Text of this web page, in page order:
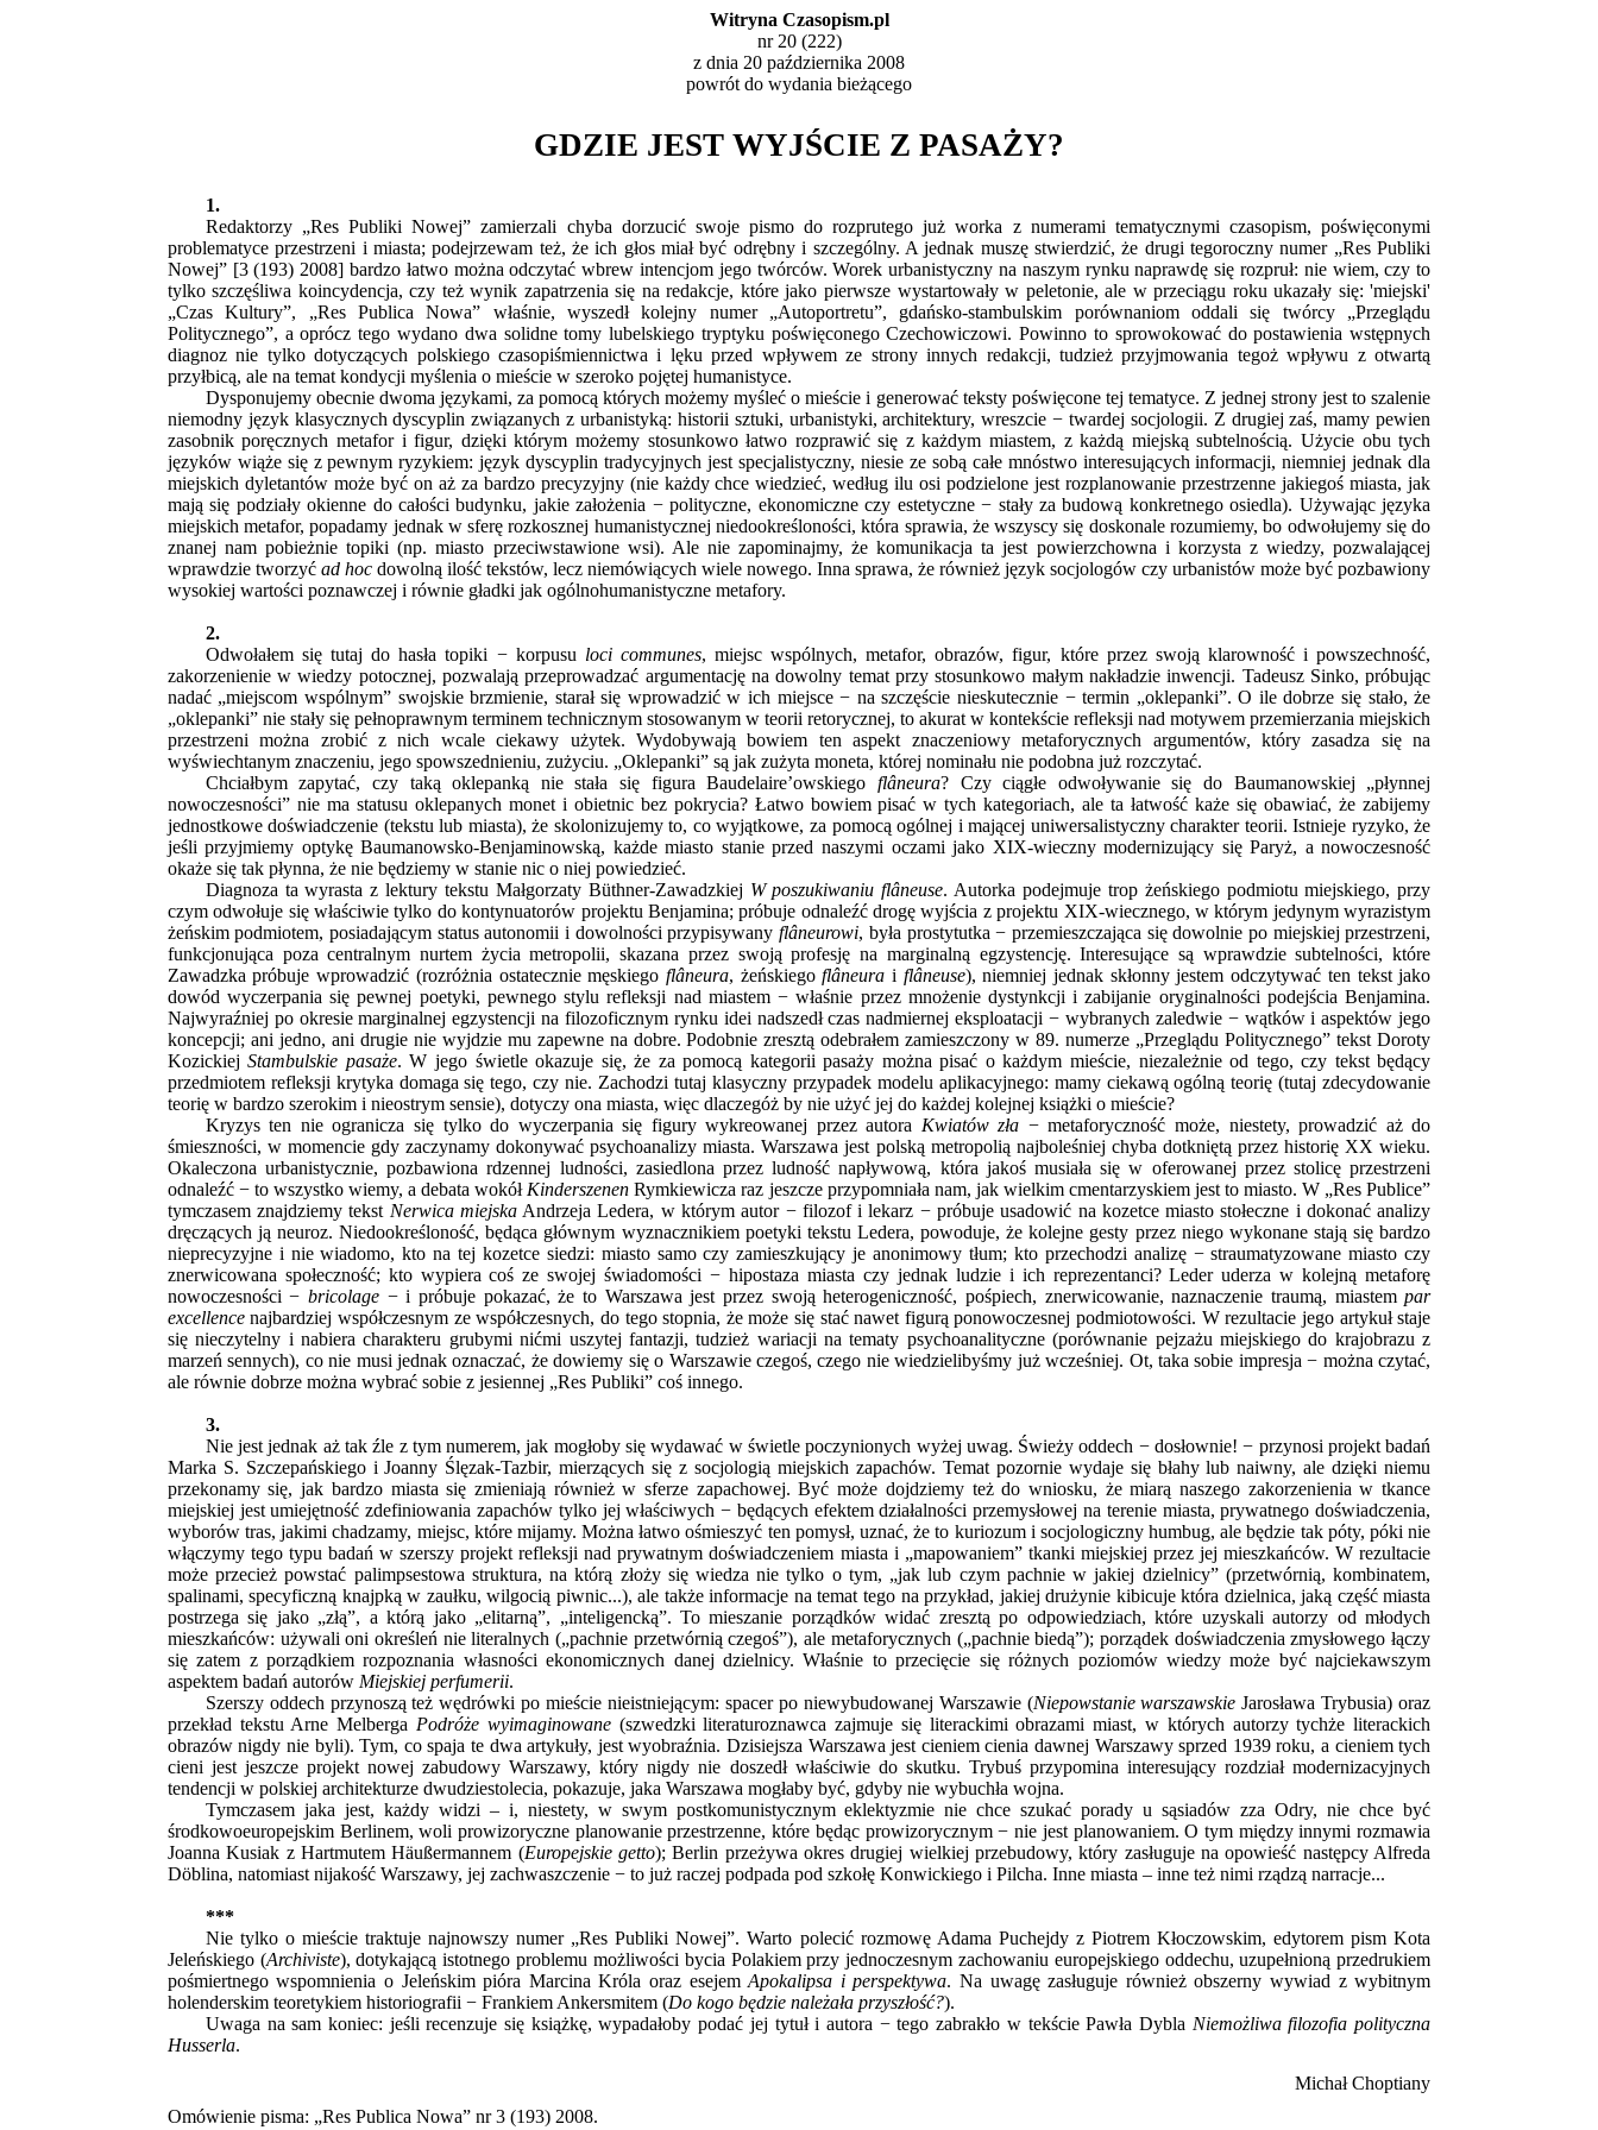
Witryna Czasopism.pl
nr 20 (222)
z dnia 20 października 2008
powrót do wydania bieżącego
GDZIE JEST WYJŚCIE Z PASAŻY?
1.
Redaktorzy „Res Publiki Nowej” zamierzali chyba dorzucić swoje pismo do rozprutego już worka z numerami tematycznymi czasopism, poświęconymi
problematyce przestrzeni i miasta; podejrzewam też, że ich głos miał być odrębny i szczególny. A jednak muszę stwierdzić, że drugi tegoroczny numer „Res Publiki
Nowej” [3 (193) 2008] bardzo łatwo można odczytać wbrew intencjom jego twórców. Worek urbanistyczny na naszym rynku naprawdę się rozpruł: nie wiem, czy to
tylko szczęśliwa koincydencja, czy też wynik zapatrzenia się na redakcje, które jako pierwsze wystartowały w peletonie, ale w przeciągu roku ukazały się: 'miejski'
„Czas Kultury”, „Res Publica Nowa” właśnie, wyszedł kolejny numer „Autoportretu”, gdańsko-stambulskim porównaniom oddali się twórcy „Przeglądu
Politycznego”, a oprócz tego wydano dwa solidne tomy lubelskiego tryptyku poświęconego Czechowiczowi. Powinno to sprowokować do postawienia wstępnych
diagnoz nie tylko dotyczących polskiego czasopiśmiennictwa i lęku przed wpływem ze strony innych redakcji, tudzież przyjmowania tegoż wpływu z otwartą
przyłbicą, ale na temat kondycji myślenia o mieście w szeroko pojętej humanistyce.
Dysponujemy obecnie dwoma językami, za pomocą których możemy myśleć o mieście i generować teksty poświęcone tej tematyce. Z jednej strony jest to szalenie
niemodny język klasycznych dyscyplin związanych z urbanistyką: historii sztuki, urbanistyki, architektury, wreszcie − twardej socjologii. Z drugiej zaś, mamy pewien
zasobnik poręcznych metafor i figur, dzięki którym możemy stosunkowo łatwo rozprawić się z każdym miastem, z każdą miejską subtelnością. Użycie obu tych
języków wiąże się z pewnym ryzykiem: język dyscyplin tradycyjnych jest specjalistyczny, niesie ze sobą całe mnóstwo interesujących informacji, niemniej jednak dla
miejskich dyletantów może być on aż za bardzo precyzyjny (nie każdy chce wiedzieć, według ilu osi podzielone jest rozplanowanie przestrzenne jakiegoś miasta, jak
mają się podziały okienne do całości budynku, jakie założenia − polityczne, ekonomiczne czy estetyczne − stały za budową konkretnego osiedla). Używając języka
miejskich metafor, popadamy jednak w sferę rozkosznej humanistycznej niedookreśloności, która sprawia, że wszyscy się doskonale rozumiemy, bo odwołujemy się do
znanej nam pobieżnie topiki (np. miasto przeciwstawione wsi). Ale nie zapominajmy, że komunikacja ta jest powierzchowna i korzysta z wiedzy, pozwalającej
wprawdzie tworzyć ad hocdowolną ilość tekstów, lecz niemówiących wiele nowego. Inna sprawa, że również język socjologów czy urbanistów może być pozbawiony
wysokiej wartości poznawczej i równie gładki jak ogólnohumanistyczne metafory.
2.
Odwołałem się tutaj do hasła topiki − korpusu loci communes, miejsc wspólnych, metafor, obrazów, figur, które przez swoją klarowność i powszechność,
zakorzenienie w wiedzy potocznej, pozwalają przeprowadzać argumentację na dowolny temat przy stosunkowo małym nakładzie inwencji. Tadeusz Sinko, próbując
nadać „miejscom wspólnym” swojskie brzmienie, starał się wprowadzić w ich miejsce − na szczęście nieskutecznie − termin „oklepanki”. O ile dobrze się stało, że
„oklepanki” nie stały się pełnoprawnym terminem technicznym stosowanym w teorii retorycznej, to akurat w kontekście refleksji nad motywem przemierzania miejskich
przestrzeni można zrobić z nich wcale ciekawy użytek. Wydobywają bowiem ten aspekt znaczeniowy metaforycznych argumentów, który zasadza się na
wyświechtanym znaczeniu, jego spowszednieniu, zużyciu. „Oklepanki” są jak zużyta moneta, której nominału nie podobna już rozczytać.
Chciałbym zapytać, czy taką oklepanką nie stała się figura Baudelaire’owskiego flâneura? Czy ciągłe odwoływanie się do Baumanowskiej „płynnej
nowoczesności” nie ma statusu oklepanych monet i obietnic bez pokrycia? Łatwo bowiem pisać w tych kategoriach, ale ta łatwość każe się obawiać, że zabijemy
jednostkowe doświadczenie (tekstu lub miasta), że skolonizujemy to, co wyjątkowe, za pomocą ogólnej i mającej uniwersalistyczny charakter teorii. Istnieje ryzyko, że
jeśli przyjmiemy optykę Baumanowsko-Benjaminowską, każde miasto stanie przed naszymi oczami jako XIX-wieczny modernizujący się Paryż, a nowoczesność
okaże się tak płynna, że nie będziemy w stanie nic o niej powiedzieć.
Diagnoza ta wyrasta z lektury tekstu Małgorzaty Büthner-Zawadzkiej W poszukiwaniu flâneuse. Autorka podejmuje trop żeńskiego podmiotu miejskiego, przy
czym odwołuje się właściwie tylko do kontynuatorów projektu Benjamina; próbuje odnaleźć drogę wyjścia z projektu XIX-wiecznego, w którym jedynym wyrazistym
żeńskim podmiotem, posiadającym status autonomii i dowolności przypisywanyflâneurowi, była prostytutka − przemieszczająca się dowolnie po miejskiej przestrzeni,
funkcjonująca poza centralnym nurtem życia metropolii, skazana przez swoją profesję na marginalną egzystencję. Interesujące są wprawdzie subtelności, które
Zawadzka próbuje wprowadzić (rozróżnia ostatecznie męskiego flâneura, żeńskiegoflâneura i flâneuse), niemniej jednak skłonny jestem odczytywać ten tekst jako
dowód wyczerpania się pewnej poetyki, pewnego stylu refleksji nad miastem − właśnie przez mnożenie dystynkcji i zabijanie oryginalności podejścia Benjamina.
Najwyraźniej po okresie marginalnej egzystencji na filozoficznym rynku idei nadszedł czas nadmiernej eksploatacji − wybranych zaledwie − wątków i aspektów jego
koncepcji; ani jedno, ani drugie nie wyjdzie mu zapewne na dobre. Podobnie zresztą odebrałem zamieszczony w 89. numerze „Przeglądu Politycznego” tekst Doroty
KozickiejStambulskie pasaże. W jego świetle okazuje się, że za pomocą kategorii pasaży można pisać o każdym mieście, niezależnie od tego, czy tekst będący
przedmiotem refleksji krytyka domaga się tego, czy nie. Zachodzi tutaj klasyczny przypadek modelu aplikacyjnego: mamy ciekawą ogólną teorię (tutaj zdecydowanie
teorię w bardzo szerokim i nieostrym sensie), dotyczy ona miasta, więc dlaczegóż by nie użyć jej do każdej kolejnej książki o mieście?
Kryzys ten nie ogranicza się tylko do wyczerpania się figury wykreowanej przez autora Kwiatów zła − metaforyczność może, niestety, prowadzić aż do
śmieszności, w momencie gdy zaczynamy dokonywać psychoanalizy miasta. Warszawa jest polską metropolią najboleśniej chyba dotkniętą przez historię XX wieku.
Okaleczona urbanistycznie, pozbawiona rdzennej ludności, zasiedlona przez ludność napływową, która jakoś musiała się w oferowanej przez stolicę przestrzeni
odnaleźć − to wszystko wiemy, a debata wokół Kinderszenen Rymkiewicza raz jeszcze przypomniała nam, jak wielkim cmentarzyskiem jest to miasto. W „Res Publice”
tymczasem znajdziemy tekst Nerwica miejskaAndrzeja Ledera, w którym autor − filozof i lekarz − próbuje usadowić na kozetce miasto stołeczne i dokonać analizy
dręczących ją neuroz. Niedookreśloność, będąca głównym wyznacznikiem poetyki tekstu Ledera, powoduje, że kolejne gesty przez niego wykonane stają się bardzo
nieprecyzyjne i nie wiadomo, kto na tej kozetce siedzi: miasto samo czy zamieszkujący je anonimowy tłum; kto przechodzi analizę − straumatyzowane miasto czy
znerwicowana społeczność; kto wypiera coś ze swojej świadomości − hipostaza miasta czy jednak ludzie i ich reprezentanci? Leder uderza w kolejną metaforę
nowoczesności −bricolage − i próbuje pokazać, że to Warszawa jest przez swoją heterogeniczność, pośpiech, znerwicowanie, naznaczenie traumą, miastempar
excellencenajbardziej współczesnym ze współczesnych, do tego stopnia, że może się stać nawet figurą ponowoczesnej podmiotowości. W rezultacie jego artykuł staje
się nieczytelny i nabiera charakteru grubymi nićmi uszytej fantazji, tudzież wariacji na tematy psychoanalityczne (porównanie pejzażu miejskiego do krajobrazu z
marzeń sennych), co nie musi jednak oznaczać, że dowiemy się o Warszawie czegoś, czego nie wiedzielibyśmy już wcześniej. Ot, taka sobie impresja − można czytać,
ale równie dobrze można wybrać sobie z jesiennej „Res Publiki” coś innego.
3.
Nie jest jednak aż tak źle z tym numerem, jak mogłoby się wydawać w świetle poczynionych wyżej uwag. Świeży oddech − dosłownie! − przynosi projekt badań
Marka S. Szczepańskiego i Joanny Ślęzak-Tazbir, mierzących się z socjologią miejskich zapachów. Temat pozornie wydaje się błahy lub naiwny, ale dzięki niemu
przekonamy się, jak bardzo miasta się zmieniają również w sferze zapachowej. Być może dojdziemy też do wniosku, że miarą naszego zakorzenienia w tkance
miejskiej jest umiejętność zdefiniowania zapachów tylko jej właściwych − będących efektem działalności przemysłowej na terenie miasta, prywatnego doświadczenia,
wyborów tras, jakimi chadzamy, miejsc, które mijamy. Można łatwo ośmieszyć ten pomysł, uznać, że to kuriozum i socjologiczny humbug, ale będzie tak póty, póki nie
włączymy tego typu badań w szerszy projekt refleksji nad prywatnym doświadczeniem miasta i „mapowaniem” tkanki miejskiej przez jej mieszkańców. W rezultacie
może przecież powstać palimpsestowa struktura, na którą złoży się wiedza nie tylko o tym, „jak lub czym pachnie w jakiej dzielnicy” (przetwórnią, kombinatem,
spalinami, specyficzną knajpką w zaułku, wilgocią piwnic...), ale także informacje na temat tego na przykład, jakiej drużynie kibicuje która dzielnica, jaką część miasta
postrzega się jako „złą”, a którą jako „elitarną”, „inteligencką”. To mieszanie porządków widać zresztą po odpowiedziach, które uzyskali autorzy od młodych
mieszkańców: używali oni określeń nie literalnych („pachnie przetwórnią czegoś”), ale metaforycznych („pachnie biedą”); porządek doświadczenia zmysłowego łączy
się zatem z porządkiem rozpoznania własności ekonomicznych danej dzielnicy. Właśnie to przecięcie się różnych poziomów wiedzy może być najciekawszym
aspektem badań autorów Miejskiej perfumerii.
Szerszy oddech przynoszą też wędrówki po mieście nieistniejącym: spacer po niewybudowanej Warszawie (Niepowstanie warszawskie Jarosława Trybusia) oraz
przekład tekstu Arne Melberga Podróże wyimaginowane(szwedzki literaturoznawca zajmuje się literackimi obrazami miast, w których autorzy tychże literackich
obrazów nigdy nie byli). Tym, co spaja te dwa artykuły, jest wyobraźnia. Dzisiejsza Warszawa jest cieniem cienia dawnej Warszawy sprzed 1939 roku, a cieniem tych
cieni jest jeszcze projekt nowej zabudowy Warszawy, który nigdy nie doszedł właściwie do skutku. Trybuś przypomina interesujący rozdział modernizacyjnych
tendencji w polskiej architekturze dwudziestolecia, pokazuje, jaka Warszawa mogłaby być, gdyby nie wybuchła wojna.
Tymczasem jaka jest, każdy widzi – i, niestety, w swym postkomunistycznym eklektyzmie nie chce szukać porady u sąsiadów zza Odry, nie chce być
środkowoeuropejskim Berlinem, woli prowizoryczne planowanie przestrzenne, które będąc prowizorycznym − nie jest planowaniem. O tym między innymi rozmawia
Joanna Kusiak z Hartmutem Häußermannem (Europejskie getto); Berlin przeżywa okres drugiej wielkiej przebudowy, który zasługuje na opowieść następcy Alfreda
Döblina, natomiast nijakość Warszawy, jej zachwaszczenie − to już raczej podpada pod szkołę Konwickiego i Pilcha. Inne miasta – inne też nimi rządzą narracje...
***
Nie tylko o mieście traktuje najnowszy numer „Res Publiki Nowej”. Warto polecić rozmowę Adama Puchejdy z Piotrem Kłoczowskim, edytorem pism Kota
Jeleńskiego (Archiviste), dotykającą istotnego problemu możliwości bycia Polakiem przy jednoczesnym zachowaniu europejskiego oddechu, uzupełnioną przedrukiem
pośmiertnego wspomnienia o Jeleńskim pióra Marcina Króla oraz esejemApokalipsa i perspektywa. Na uwagę zasługuje również obszerny wywiad z wybitnym
holenderskim teoretykiem historiografii − Frankiem Ankersmitem (Do kogo będzie należała przyszłość?).
Uwaga na sam koniec: jeśli recenzuje się książkę, wypadałoby podać jej tytuł i autora − tego zabrakło w tekście Pawła Dybla Niemożliwa filozofia polityczna
Husserla.
Michał Choptiany
Omówienie pisma: „Res Publica Nowa”nr 3 (193) 2008.